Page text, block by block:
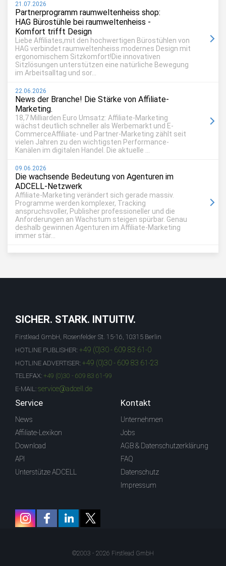
21.07.2026
Partnerprogramm raumweltenheiss shop:
HAG Bürostühle bei raumweltenheiss -
Komfort trifft Design
Liebe Affiliates,mit den hochwertigen Bürostühlen von
HAG verbindet raumweltenheiss modernes Design mit
ergonomischem Sitzkomfort!Die innovativen
Sitzlösungen unterstützen eine natürliche Bewegung
im Arbeitsalltag und sor...
22.06.2026
News der Branche! Die Stärke von Affiliate-
Marketing.
18,7 Milliarden Euro Umsatz: Affiliate-Marketing
wächst deutlich schneller als Werbemarkt und E-
CommerceAffiliate- und Partner-Marketing zählt seit
vielen Jahren zu den wichtigsten Performance-
Kanälen im digitalen Handel. Die aktuelle ...
09.06.2026
Die wachsende Bedeutung von Agenturen im
ADCELL-Netzwerk
Affiliate-Marketing verändert sich gerade massiv.
Programme werden komplexer, Tracking
anspruchsvoller, Publisher professioneller und die
Anforderungen an Wachstum steigen spürbar. Genau
deshalb gewinnen Agenturen im Affiliate-Marketing
immer stär...
SICHER. STARK. INTUITIV.
Firstlead GmbH, Rosenfelder St. 15-16, 10315 Berlin
HOTLINE PUBLISHER: +49 (0)30 - 609 83 61-0
HOTLINE ADVERTISER: +49 (0)30 - 609 83 61-23
TELEFAX: +49 (0)30 - 609 83 61-99
E-MAIL: service@adcell.de
Service
News
Affiliate-Lexikon
Download
API
Unterstütze ADCELL
Kontakt
Unternehmen
Jobs
AGB & Datenschutzerklärung
FAQ
Datenschutz
Impressum
©2003 - 2026 Firstlead GmbH